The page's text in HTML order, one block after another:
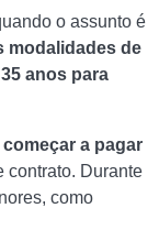
o assunto é
modalidades de
35 anos para
a pagar
contrato. Durante
como